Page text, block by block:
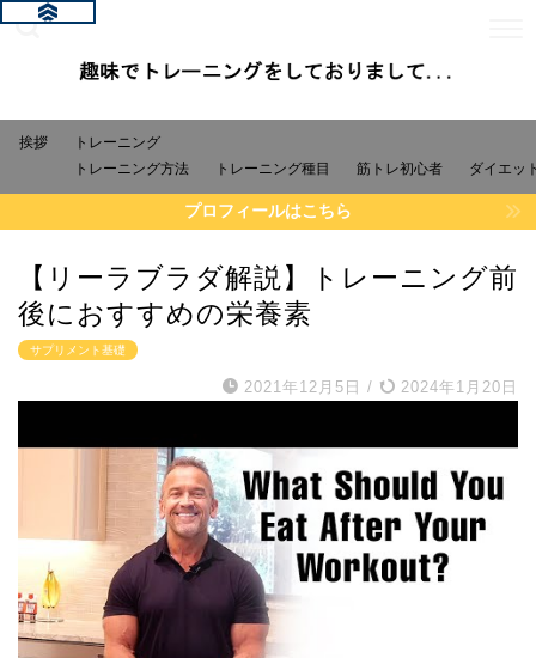
挨拶
トレーニング
トレーニング方法
トレーニング種目 筋トレ初心者 ダイエッ
プロフィールはこちら
【リーラブラダ解説】トレーニング前
後におすすめの栄養素
サプリメント基礎
2021年12月5日 / 2024年1月20日